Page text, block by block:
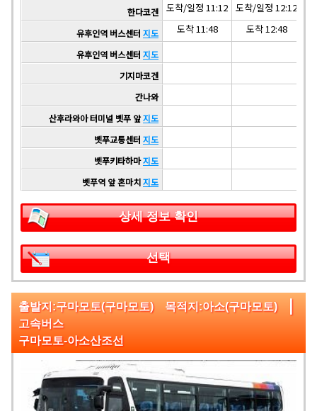
한다코겐 도착/일정 11:12 도착/일정 12:12
유후인역 버스센터 지도 도착 11:48 도착 12:48
유후인역 버스센터 지도
기지마코겐
간나와
산후라와아 터미널 벳푸 앞지도
벳푸교통센터 지도
벳푸키타하마지도
벳푸역 앞 혼마치지도
상세 정보 확인
선택
출발지:구마모토(구마모토) 목적지:아소(구마모토) |
고속버스
구마모토-아소산조선